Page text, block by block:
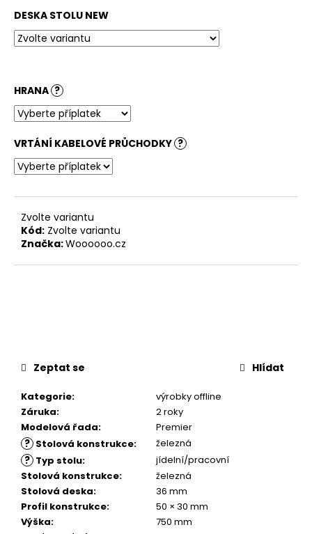
DESKA STOLU NEW
HRANA ?
VRTÁNÍ KABELOVÉ PRŮCHODKY ?
Zvolte variantu
Kód: Zvolte variantu
Značka:Woooooo.cz
Kategorie:
výrobky offline
Záruka:
2 roky
Modelová řada: Premier
? Stolová konstrukce: železná
? Typ stolu:
jídelní/pracovní
Stolová konstrukce:
železná
Stolová deska:
36 mm
Profil konstrukce:
50 × 30 mm
Výška:
750 mm
Zeptat se Hlídat
STOLOVÁ
DESKA
PŘÍRODNÍ
3
880